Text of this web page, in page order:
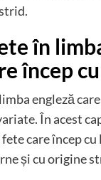
în
încep
engleză
În acest
care încep
și cu origine